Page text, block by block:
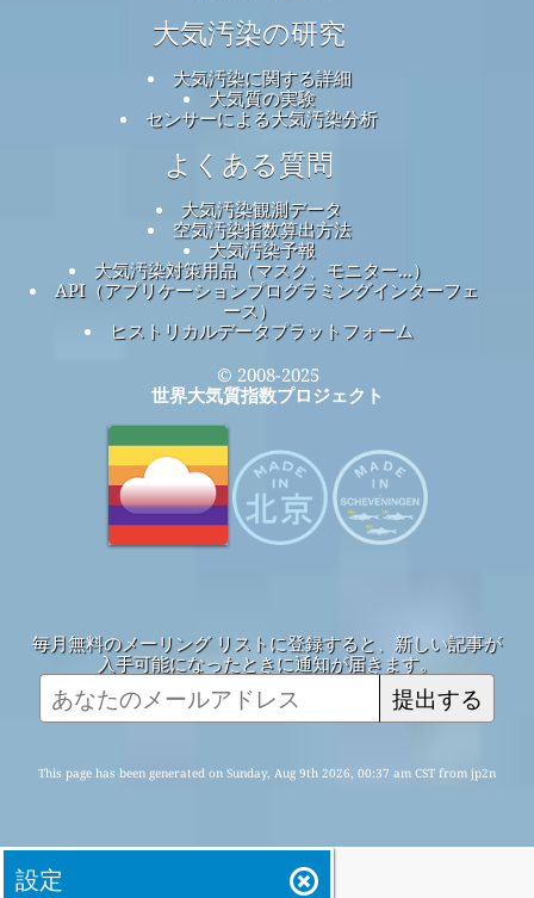
大気汚染の研究
大気汚染に関する詳細
大気質の実験
センサーによる大気汚染分析
よくある質問
大気汚染観測データ
空気汚染指数算出方法
大気汚染予報
大気汚染対策用品（マスク、モニター...）
API（アプリケーションプログラミングインターフェ
ース）
ヒストリカルデータプラットフォーム
© 2008-2025
世界大気質指数プロジェクト
毎月無料のメーリング リストに登録すると、新しい記事が
入手可能になったときに通知が届きます。
提出する
This page has been generated on Sunday, Aug 9th 2026, 00:37 am CST from jp2n
設定